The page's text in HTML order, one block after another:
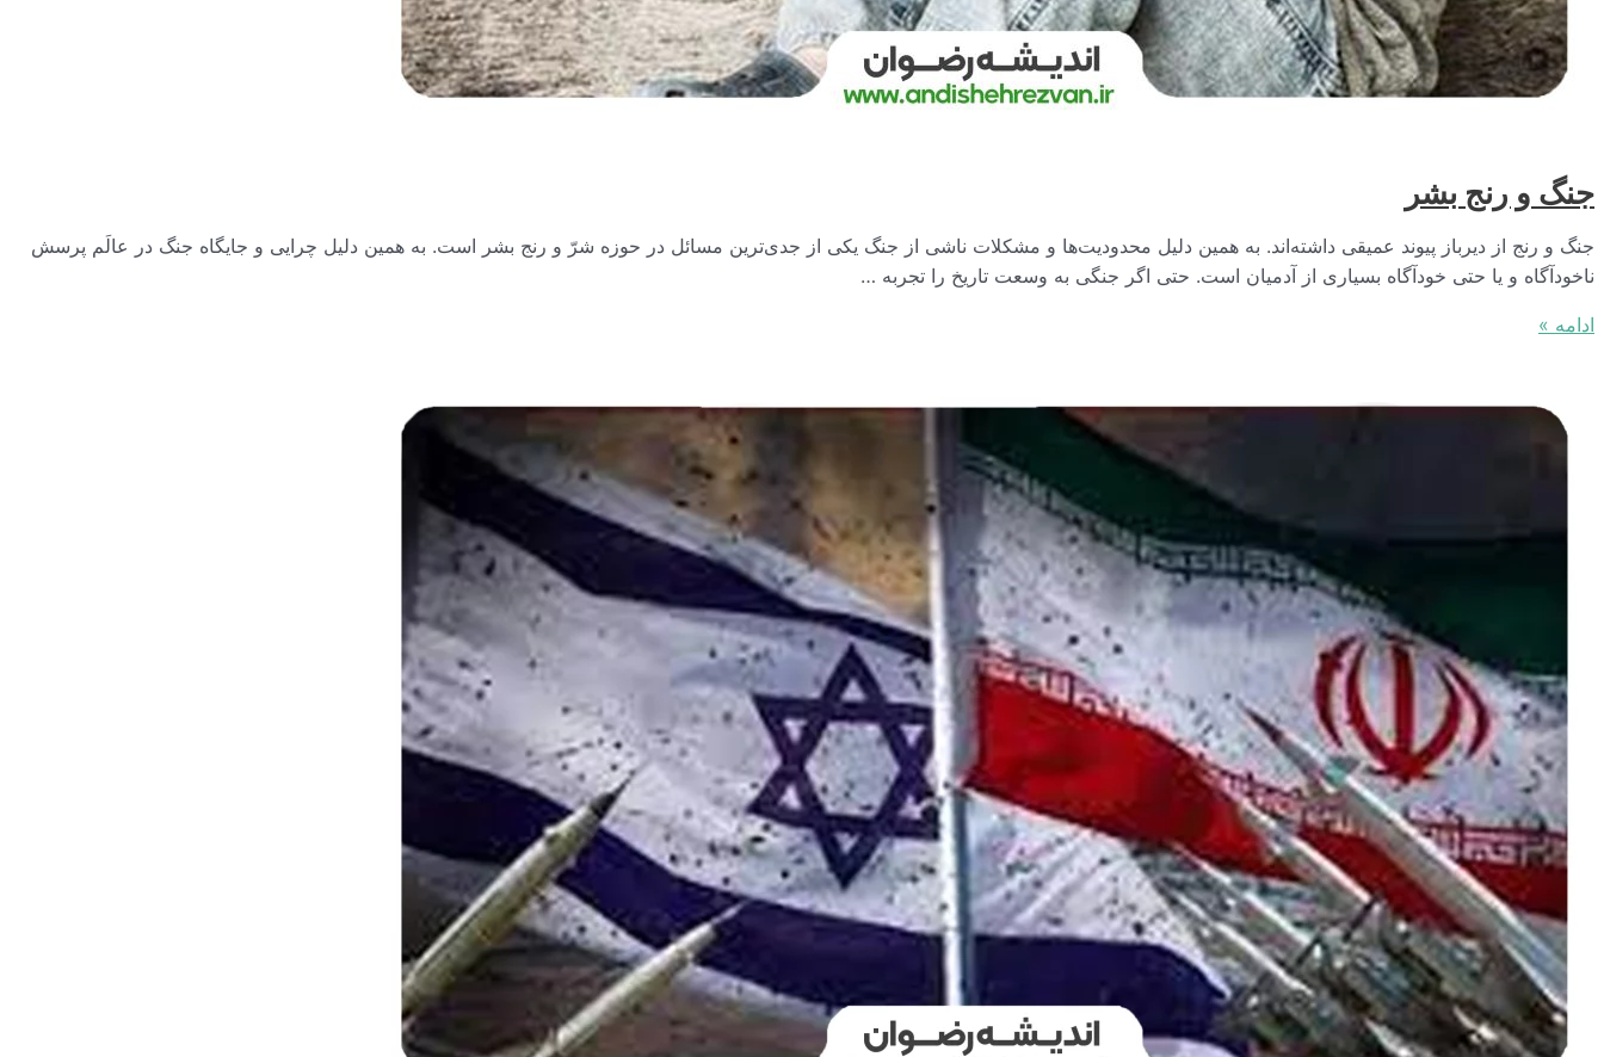
جنگ و رنج بشر
جنگ و رنج از دیرباز پیوند عمیقی داشته‌اند. به همین دلیل محدودیت‌ها و مشکلات ناشی از جنگ یکی از جدی‌ترین مسائل در حوزه شرّ و رنج بشر است. به همین دلیل چرایی و جایگاه جنگ در عالَم پرسش
ناخودآگاه و یا حتی خودآگاه بسیاری از آدمیان است. حتی اگر جنگی به وسعت تاریخ را تجربه …
جنگ
ادامه »